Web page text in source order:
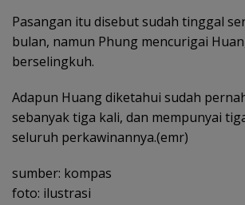
Pasangan itu disebut sudah tinggal
bulan, namun Phung mencurigai
berselingkuh.
Adapun Huang diketahui sudah
sebanyak tiga kali, dan mempunyai
seluruh perkawinannya.(emr)
sumber: kompas
foto: ilustrasi